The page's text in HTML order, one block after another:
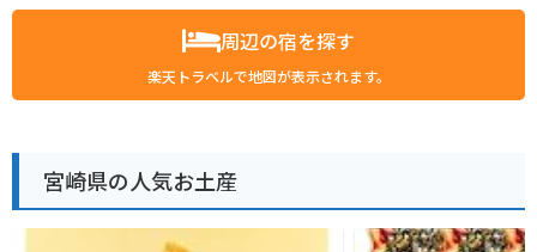
周辺の宿を探す
楽天トラベルで地図が表示されます。
宮崎県の人気お土産